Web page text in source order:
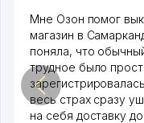
Мне Озон помог
магазин в
поняла, что
трудное было
весь страх сразу
на себя доставку